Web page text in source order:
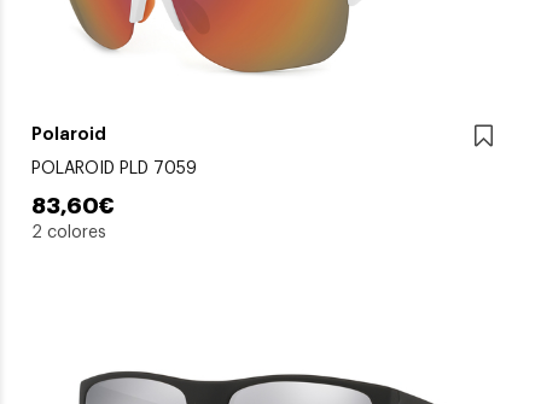
Polaroid
POLAROID PLD 7059
83,60€
2 colores